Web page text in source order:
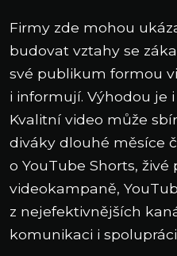
Firmy zde mohou
budovat vztahy se
své publikum formou
i informují. Výhodou je
Kvalitní video může
diváky dlouhé měsíce
o YouTube Shorts,
videokampaně,
z nejefektivnějších
komunikaci i